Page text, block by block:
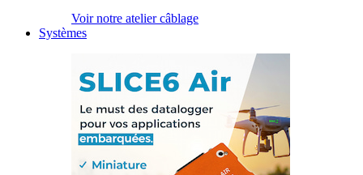
Voir notre atelier câblage
Systèmes